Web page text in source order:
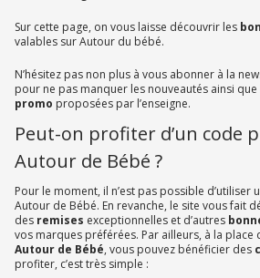
Sur cette page, on vous laisse découvrir les
valables sur Autour du bébé.
N’hésitez pas non plus à vous abonner à la
pour ne pas manquer les nouveautés ainsi
promo proposées par l’enseigne.
Peut-on profiter d’un code
Autour de Bébé ?
Pour le moment, il n’est pas possible d’utiliser
Autour de Bébé. En revanche, le site vous fait
des remises exceptionnelles et d’autres
vos marques préférées. Par ailleurs, à la place
Autour de Bébé, vous pouvez bénéficier des
profiter, c’est très simple :